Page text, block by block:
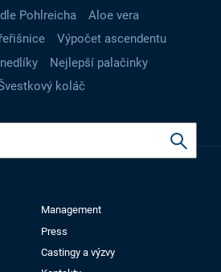
Pohlreicha
Aloe vera
Výpočet ascendentu
Nejlepší palačinky
koláč
Management
Press
Castingy a výzvy